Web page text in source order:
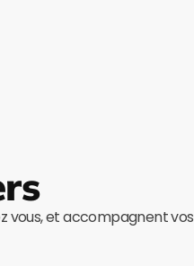
vous, et accompagnent vos